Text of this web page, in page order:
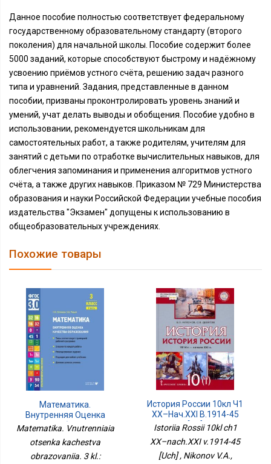
Данное пособие полностью соответствует федеральному
государственному образовательному стандарту (второго
поколения) для начальной школы. Пособие содержит более
5000 заданий, которые способствуют быстрому и надёжному
усвоению приёмов устного счёта, решению задач разного
типа и уравнений. Задания, представленные в данном
пособии, призваны проконтролировать уровень знаний и
умений, учат делать выводы и обобщения. Пособие удобно в
использовании, рекомендуется школьникам для
самостоятельных работ, а также родителям, учителям для
занятий с детьми по отработке вычислительных навыков, для
облегчения запоминания и применения алгоритмов устного
счёта, а также других навыков. Приказом № 729 Министерства
образования и науки Российской Федерации учебные пособия
издательства "Экзамен" допущены к использованию в
общеобразовательных учреждениях.
Похожие товары
Математика.
Внутренняя Оценка
Качества Образования.
В 2 Ч. Ч. 1
Matematika. Vnutrenniaia
otsenka kachestva
obrazovaniia. 3 kl.:
История России 10кл Ч1
XX–Нач.XXI В.1914-45
[Уч]
Istoriia Rossii 10kl ch1
XX–nach.XXI v.1914-45
[Uch] , Nikonov V.A.,